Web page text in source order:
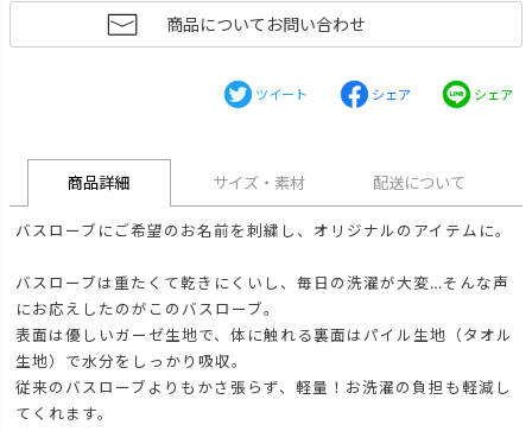
商品についてお問い合わせ
ツイート シェア シェア
商品詳細 サイズ・素材 配送について
バスローブにご希望のお名前を刺繍し、オリジナルのアイテムに。
バスローブは重たくて乾きにくいし、毎日の洗濯が大変…そんな声
にお応えしたのがこのバスローブ。
表面は優しいガーゼ生地で、体に触れる裏面はパイル生地（タオル
生地）で水分をしっかり吸収。
従来のバスローブよりもかさ張らず、軽量！お洗濯の負担も軽減し
てくれます。